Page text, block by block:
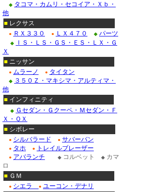
◆ タコマ・カムリ・セコイア・Ｘｂ・
他
■ レクサス
● ＲＸ３３０ ● ＬＸ４７０ ◆ パーツ
◆
ＩＳ・ＬＳ・ＧＳ・ＥＳ・ＬＸ・Ｇ
Ｘ
■ ニッサン
● ムラーノ ● タイタン
◆ ３５０Ｚ・マキシマ・アルティマ・
他
■ インフィニティ
◆ Ｇセダン・Ｇクーペ・Ｍセダン・Ｆ
Ｘ・ＱＸ
■ シボレー
● シルバラード ● サバーバン
● タホ ● トレイルブレーザー
● アバランチ ◆ コルベット ◆ カマ
ロ
■ ＧＭ
● シエラ ● ユーコン・デナリ